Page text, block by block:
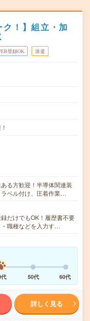
ク！】組立・加
登録OK 派遣
る方歓迎！半導体関連装
ベル付け、圧着作業…
だけでもOK！履歴書不要
職種などを入力す…
50代 60代
詳しく見る